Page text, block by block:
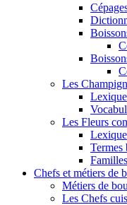
Les
Les Fleurs
Termes
Chefs et métiers de
Métiers de
Les Chefs